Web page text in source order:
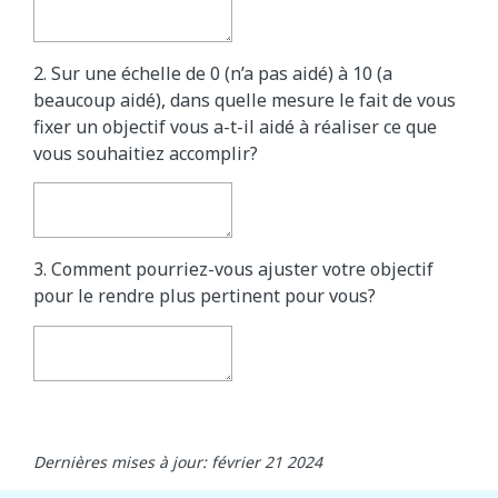
2. Sur une échelle de 0 (n’a pas aidé) à 10 (a
beaucoup aidé), dans quelle mesure le fait de vous
fixer un objectif vous a-t-il aidé à réaliser ce que
vous souhaitiez accomplir?
3. Comment pourriez-vous ajuster votre objectif
pour le rendre plus pertinent pour vous?
Dernières mises à jour: février 21 2024